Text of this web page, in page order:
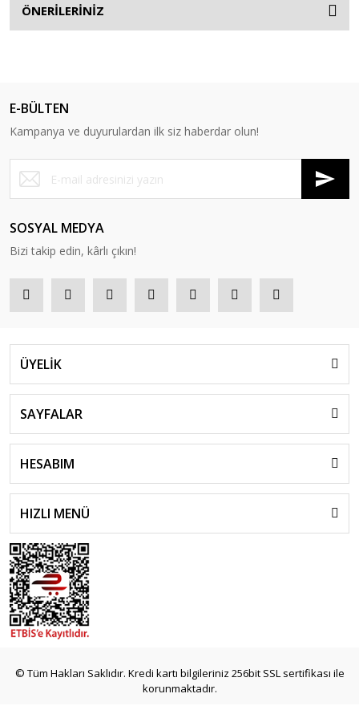
ÖNERİLERİNİZ
E-BÜLTEN
Kampanya ve duyurulardan ilk siz haberdar olun!
SOSYAL MEDYA
Bizi takip edin, kârlı çıkın!
ÜYELİK
SAYFALAR
HESABIM
HIZLI MENÜ
© Tüm Hakları Saklıdır. Kredi kartı bilgileriniz 256bit SSL sertifikası ile
korunmaktadır.